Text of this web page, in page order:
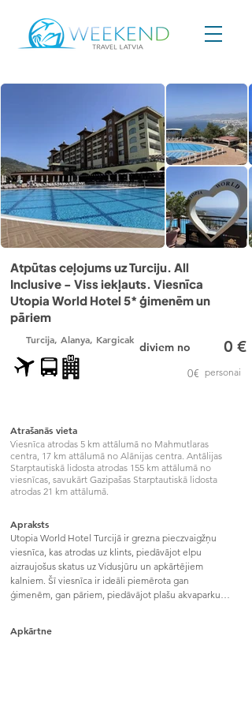
Atpūtas ceļojums uz Turciju. All
Inclusive - Viss iekļauts. Viesnīca
Utopia World Hotel 5* ģimenēm un
pāriem
Turcija, Alanya, Kargicak
diviem no 0 €
0€ personai
Atrašanās vieta
Viesnīca atrodas 5 km attālumā no Mahmutlaras
centra, 17 km attālumā no Alānijas centra. Antālijas
Starptautiskā lidosta atrodas 155 km attālumā no
viesnīcas, savukārt Gazipašas Starptautiskā lidosta
atrodas 21 km attālumā.
Apraksts
Utopia World Hotel Turcijā ir grezna pieczvaigžņu
viesnīca, kas atrodas uz klints, piedāvājot elpu
aizraujošus skatus uz Vidusjūru un apkārtējiem
kalniem. Šī viesnīca ir ideāli piemērota gan
ģimenēm, gan pāriem, piedāvājot plašu akvaparku,
viesnīcas "viss iekļauts" serviss nodrošina bagātīgu
Apkārtne